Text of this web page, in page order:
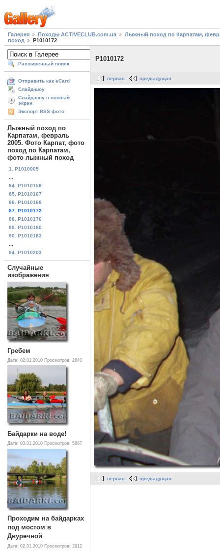
Галерея Походы ACTIVECLUB.com.ua
Лыжный поход по Карпатам,
поход
P1010172
Расширенный поиск
Отправить как eCard
Слайд-шоу
Слайд-шоу в полный
экран
Экспорт RSS фото
Лыжный поход по
Карпатам, февраль
2005. Фото Карпат, фото
поход по Карпатам,
фото лыжный поход
1. P1010005
84. P1010156
85. P1010167
86. P1010168
87. P1010172
88. P1010176
89. P1010180
90. P1010183
94. P1010203
Случайные
изображения
Гребем
Дата: 02.01.2010 Просмотров: 2640
Байдарки на воде!
Дата: 03.01.2010 Просмотров: 5887
Проходим на байдарках
под мостом в
Двуречной
Дата: 02.01.2010 Просмотров: 2912
P1010172
первая предыдущая
первая предыдущая